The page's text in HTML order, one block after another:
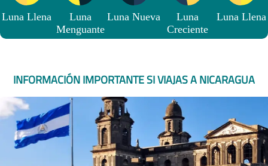
Luna Llena
Luna
Menguante
Luna Nueva
Luna
Creciente
Luna Llena
INFORMACIÓN IMPORTANTE SI VIAJAS A NICARAGUA